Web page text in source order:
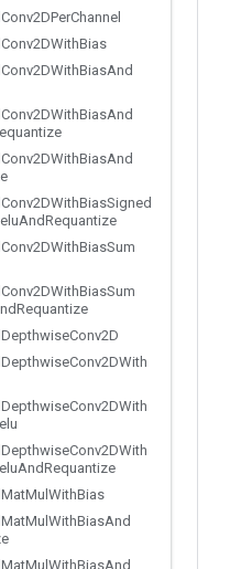
Conv2DPerChannel
Conv2DWithBias
Conv2DWithBiasAnd
Conv2DWithBiasAnd
Conv2DWithBiasAnd
Conv2DWithBiasSigned
AndRequantize
Conv2DWithBiasSum
Conv2DWithBiasSum
Requantize
DepthwiseConv2D
DepthwiseConv2DWith
DepthwiseConv2DWith
DepthwiseConv2DWith
AndRequantize
MatMul WithBias
MatMul WithBiasAnd
MatMul WithBiasAnd